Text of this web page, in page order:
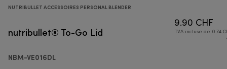
NUTRIBULLET ACCESSOIRES PERSONAL BLENDER
nutribullet® To-Go Lid
NBM-VE016DL
9.90 CHF
TVA incluse de 0.74